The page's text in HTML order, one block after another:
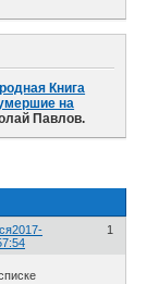
Книга
на
Павлов.
1
2017-